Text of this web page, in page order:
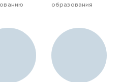
образования